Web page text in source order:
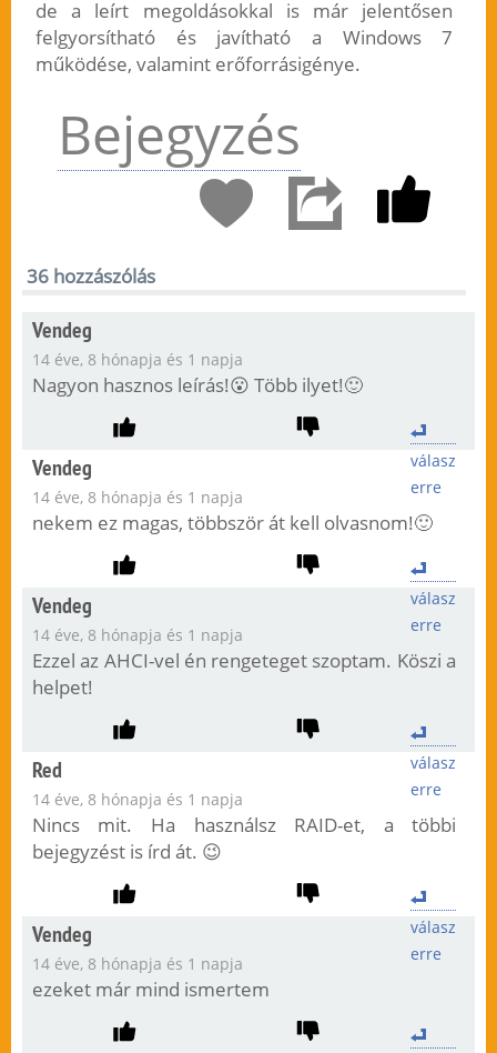
de a leírt megoldásokkal is már jelentősen
felgyorsítható és javítható a Windows 7
működése, valamint erőforrásigénye.
Bejegyzés
36 hozzászólás
Vendeg
14 éve, 8 hónapja és 1 napja
Nagyon hasznos leírás!😮 Több ilyet!🙂
válasz
erre
Vendeg
14 éve, 8 hónapja és 1 napja
nekem ez magas, többször át kell olvasnom!🙂
válasz
erre
Vendeg
14 éve, 8 hónapja és 1 napja
Ezzel az AHCI-vel én rengeteget szoptam. Köszi a
helpet!
válasz
erre
Red
14 éve, 8 hónapja és 1 napja
Nincs mit. Ha használsz RAID-et, a többi
bejegyzést is írd át. 😉
válasz
erre
Vendeg
14 éve, 8 hónapja és 1 napja
ezeket már mind ismertem